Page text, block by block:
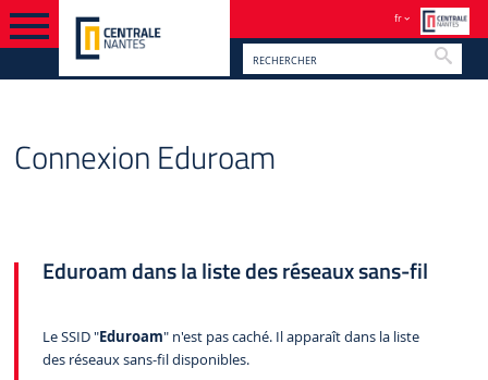
fr
Connexion Eduroam
Eduroam dans la liste des réseaux sans-fil
Le SSID "Eduroam" n'est pas caché. Il apparaît dans la liste
des réseaux sans-fil disponibles.